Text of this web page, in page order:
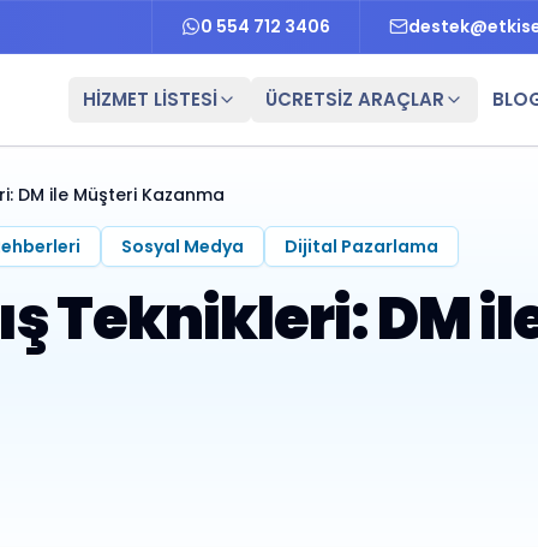
0 554 712 3406
HİZMET LİSTESİ ÜCRETSİZ ARAÇLAR
DM ile Müşteri Kazanma
Sosyal Medya Dijital Pazarlama